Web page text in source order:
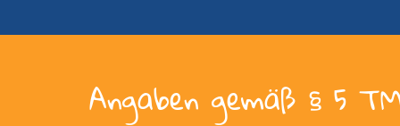
Angaben gemäß § 5